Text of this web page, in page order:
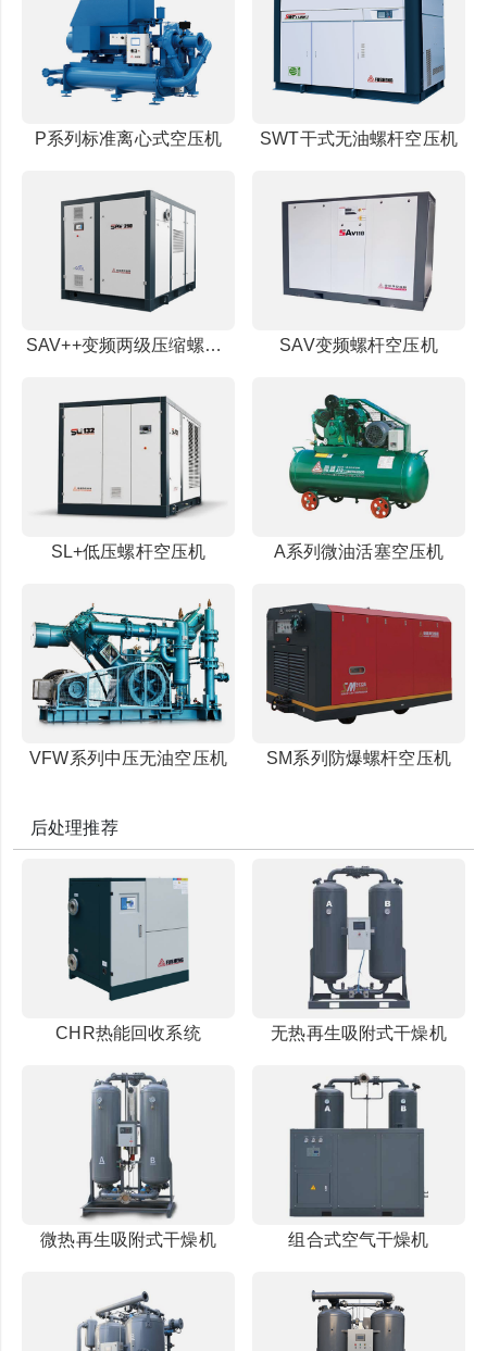
P系列标准离心式空压机 SWT干式无油螺杆空压机
SAV++变频两级压缩螺杆空压机 SAV变频螺杆空压机
SL+低压螺杆空压机 A系列微油活塞空压机
VFW系列中压无油空压机 SM系列防爆螺杆空压机
后处理推荐
CHR热能回收系统 无热再生吸附式干燥机
微热再生吸附式干燥机 组合式空气干燥机